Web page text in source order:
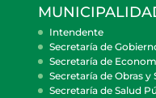
Intendente
Secretaría de
Secretaría de
Secretaría de Obras
Secretaría de Salud